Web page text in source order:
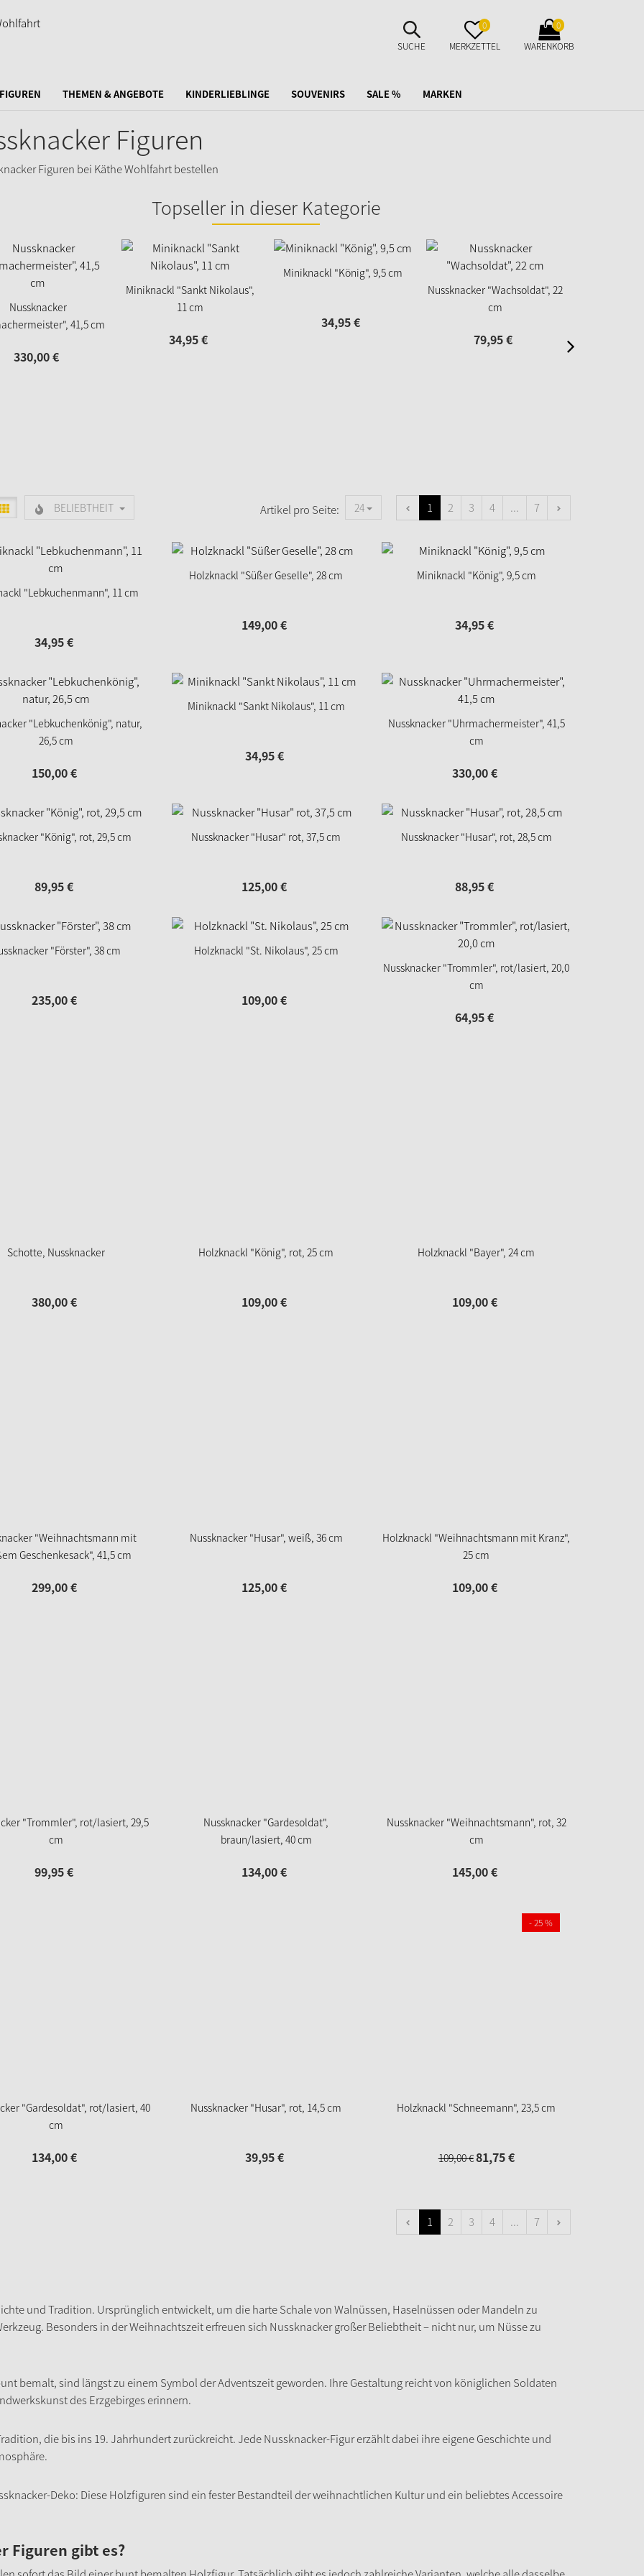
SUCHE
AUFKLAPPEN
SUCHE
MERKZETTEL
AUFKLAPPEN
0
MERKZETTEL
WARENKORB
AUFKLAPPEN
0
WARENKORB
FIGUREN THEMEN & ANGEBOTE KINDERLIEBLINGE SOUVENIRS SALE % MARKEN
Figuren
Topseller in dieser Kategorie
Nussknacker
41,5 cm
330,00€
Miniknackl "Sankt Nikolaus",
11 cm
34,95€
Miniknackl "König", 9,5 cm
34,95€
Nussknacker "Wachsoldat", 22
cm
79,95€
BELIEBTHEIT Artikel pro Seite: 24 1 2 3 4 ... 7
"Lebkuchenmann", 11 cm
34,95€
Holzknackl "Süßer Geselle", 28 cm
149,00€
Miniknackl "König", 9,5 cm
34,95€
"Lebkuchenkönig", natur,
26,5 cm
150,00€
Miniknackl "Sankt Nikolaus", 11 cm
34,95€
Nussknacker "Uhrmachermeister", 41,5
cm
330,00€
"König", rot, 29,5 cm
89,95€
Nussknacker "Husar" rot, 37,5 cm
125,00€
Nussknacker "Husar", rot, 28,5 cm
88,95€
"Förster", 38 cm
235,00€
Holzknackl "St. Nikolaus", 25 cm
109,00€
Nussknacker "Trommler", rot/lasiert, 20,0
cm
64,95€
Schotte, Nussknacker
380,00€
Holzknackl "König", rot, 25 cm
109,00€
Holzknackl "Bayer", 24 cm
109,00€
"Weihnachtsmann mit
Geschenkesack", 41,5 cm
299,00€
Nussknacker "Husar", weiß, 36 cm
125,00€
Holzknackl "Weihnachtsmann mit Kranz",
25 cm
109,00€
"Trommler", rot/lasiert, 29,5
cm
99,95€
Nussknacker "Gardesoldat",
braun/lasiert, 40 cm
134,00€
Nussknacker "Weihnachtsmann", rot, 32
cm
145,00€
"Gardesoldat", rot/lasiert, 40
cm
134,00€
Nussknacker "Husar", rot, 14,5 cm
39,95€
Holzknackl "Schneemann", 23,5 cm
109,00€81,75€
- 25 %
1 2 3 4 ... 7
und Tradition. Ursprünglich entwickelt, um die harte Schale von Walnüssen, Haselnüssen oder Mandeln zu
Besonders in der Weihnachtszeit erfreuen sich Nussknacker großer Beliebtheit – nicht nur, um Nüsse zu
bemalt, sind längst zu einem Symbol der Adventszeit geworden. Ihre Gestaltung reicht von königlichen Soldaten
des Erzgebirges erinnern.
die bis ins 19. Jahrhundert zurückreicht. Jede Nussknacker-Figur erzählt dabei ihre eigene Geschichte und
Deko: Diese Holzfiguren sind ein fester Bestandteil der weihnachtlichen Kultur und ein beliebtes Accessoire
Figuren gibt es?